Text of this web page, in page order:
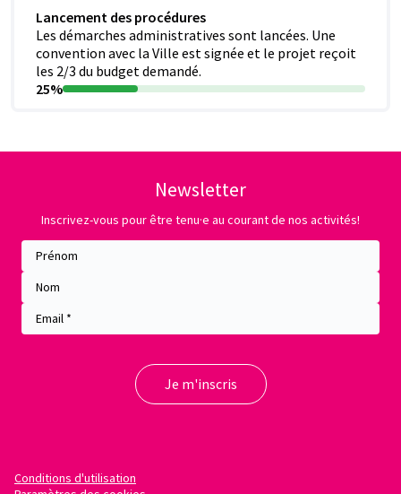
Lancement des procédures
Les démarches administratives sont lancées. Une
convention avec la Ville est signée et le projet reçoit
les 2/3 du budget demandé.
25%
Newsletter
Inscrivez-vous pour être tenu·e au courant de nos activités!
Conditions d'utilisation